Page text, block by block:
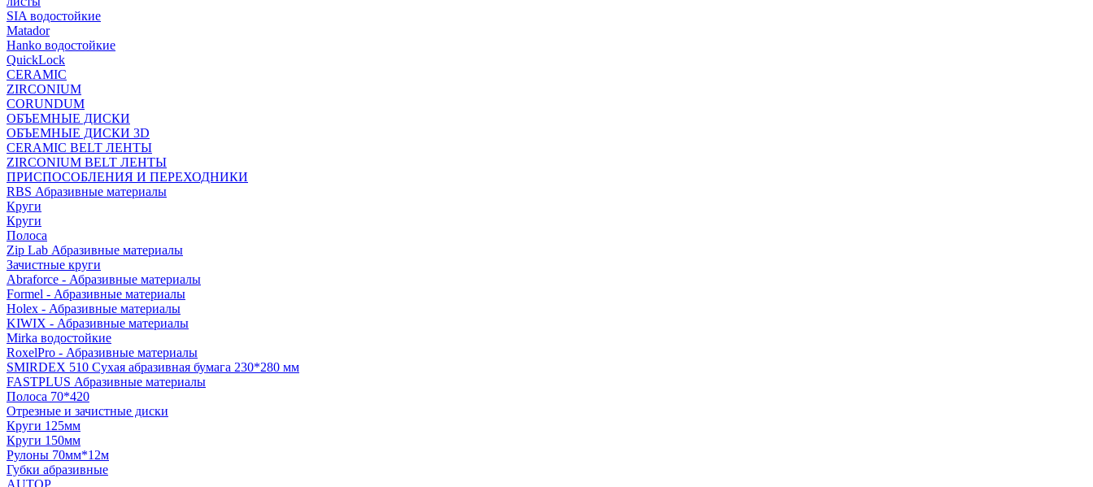
SIA водостойкие
Matador
Hanko водостойкие
QuickLock
CERAMIC
ZIRCONIUM
СORUNDUM
ОБЪЕМНЫЕ ДИСКИ
ОБЪЕМНЫЕ ДИСКИ 3D
CERAMIC BELT ЛЕНТЫ
ZIRCONIUM BELT ЛЕНТЫ
ПРИСПОСОБЛЕНИЯ И ПЕРЕХОДНИКИ
RBS Абразивные материалы
Круги
Круги
Полоса
Zip Lab Абразивные материалы
Зачистные круги
Abraforce - Абразивные материалы
Formel - Абразивные материалы
Holex - Абразивные материалы
KIWIX - Абразивные материалы
Mirka водостойкие
RoxelPro - Абразивные материалы
SMIRDEX 510 Сухая абразивная бумага 230*280 мм
FASTPLUS Абразивные материалы
Полоса 70*420
Отрезные и зачистные диски
Круги 125мм
Круги 150мм
Рулоны 70мм*12м
Губки абразивные
AUTOP